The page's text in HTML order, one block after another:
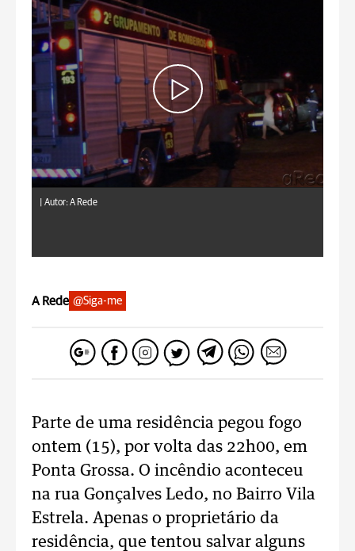
Autor: A Rede
A Rede @Siga-me
Parte de uma residência pegou fogo
ontem (15), por volta das 22h00, em
Ponta Grossa. O incêndio aconteceu
na rua Gonçalves Ledo, no Bairro Vila
Estrela. Apenas o proprietário da
residência, que tentou salvar alguns